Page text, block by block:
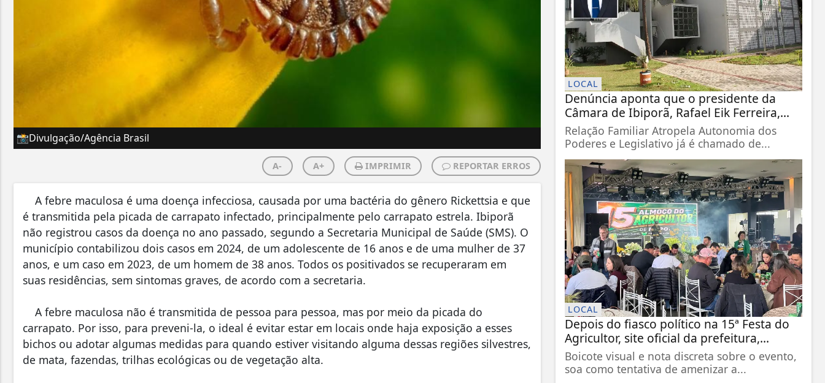
📸Divulgação/Agência Brasil
A- A+ IMPRIMIR REPORTAR ERROS
A febre maculosa é uma doença infecciosa, causada por uma bactéria do gênero Rickettsia e que
é transmitida pela picada de carrapato infectado, principalmente pelo carrapato estrela. Ibiporã
não registrou casos da doença no ano passado, segundo a Secretaria Municipal de Saúde (SMS). O
município contabilizou dois casos em 2024, de um adolescente de 16 anos e de uma mulher de 37
anos, e um caso em 2023, de um homem de 38 anos. Todos os positivados se recuperaram em
suas residências, sem sintomas graves, de acordo com a secretaria.
A febre maculosa não é transmitida de pessoa para pessoa, mas por meio da picada do
carrapato. Por isso, para preveni-la, o ideal é evitar estar em locais onde haja exposição a esses
bichos ou adotar algumas medidas para quando estiver visitando alguma dessas regiões silvestres,
de mata, fazendas, trilhas ecológicas ou de vegetação alta.
LOCAL
Denúncia aponta que o presidente da
Câmara de Ibiporã, Rafael Eik Ferreira,...
Relação Familiar Atropela Autonomia dos
Poderes e Legislativo já é chamado de...
LOCAL
Depois do fiasco político na 15ª Festa do
Agricultor, site oficial da prefeitura,...
Boicote visual e nota discreta sobre o evento,
soa como tentativa de amenizar a...